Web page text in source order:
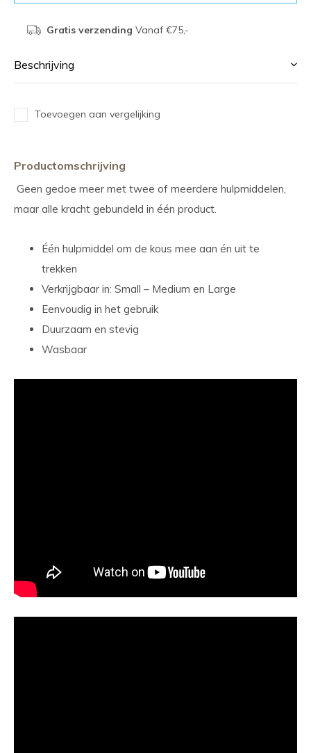
Gratis verzending Vanaf €75,-
Beschrijving
Toevoegen aan vergelijking
Productomschrijving
Geen gedoe meer met twee of meerdere hulpmiddelen,
maar alle kracht gebundeld in één product.
Één hulpmiddel om de kous mee aan én uit te
trekken
Verkrijgbaar in: Small – Medium en Large
Eenvoudig in het gebruik
Duurzaam en stevig
Wasbaar